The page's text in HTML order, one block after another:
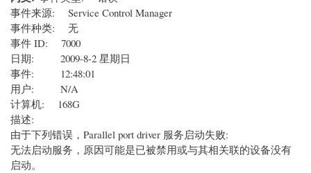
事件来源: Service Control Manager
事件种类: 无
事件 ID: 7000
日期: 2009-8-2 星期日
事件: 12:48:01
用户: N/A
计算机: 168G
描述:
由于下列错误，Parallel port driver 服务启动失败:
无法启动服务，原因可能是已被禁用或与其相关联的设备没有
启动。